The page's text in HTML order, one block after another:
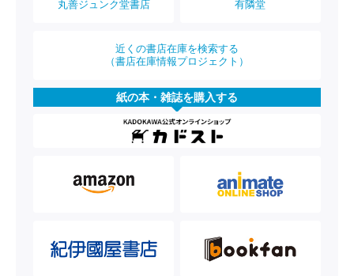
丸善ジュンク堂書店 有隣堂
近くの書店在庫を検索する
（書店在庫情報プロジェクト）
紙の本・雑誌を購入する